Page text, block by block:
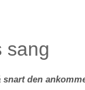
sang
snart den